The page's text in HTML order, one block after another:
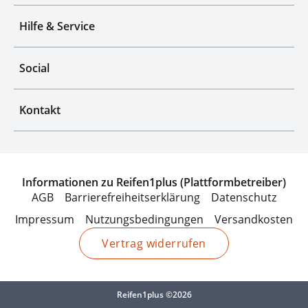
Hilfe & Service
Social
Kontakt
Informationen zu Reifen1plus (Plattformbetreiber)
AGB
Barrierefreiheitserklärung
Datenschutz
Impressum
Nutzungsbedingungen
Versandkosten
Vertrag widerrufen
Reifen1plus ©2026